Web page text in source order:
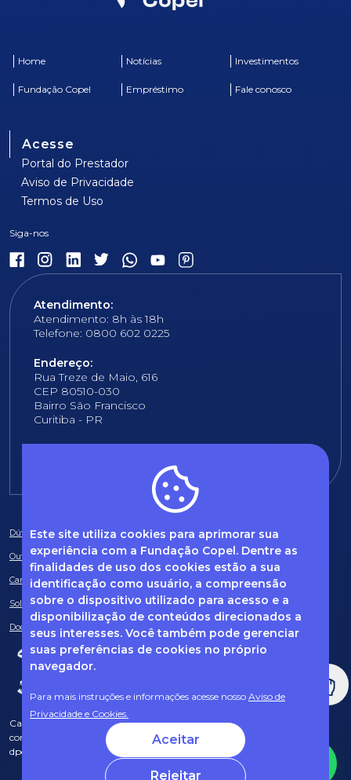
Este site utiliza cookies para aprimorar sua
experiência com a Fundação Copel. Dentre as
finalidades de uso dos cookies estão a sua
identificação como usuário, a compreensão
sobre o dispositivo utilizado para acesso e a
disponibilização de conteúdos direcionados a
seus interesses. Você também pode gerenciar
suas preferências de cookies no próprio
navegador.
Para mais instruções e informações acesse nosso Aviso de
Privacidade e Cookies.
Aceitar
Rejeitar
Home Notícias Investimentos
Fundação Copel Empréstimo Fale conosco
Acesse
Portal do Prestador
Aviso de Privacidade
Termos de Uso
Atendimento:
Atendimento: 8h às 18h
Telefone: 0800 602 0225
Endereço:
Rua Treze de Maio, 616
CEP 80510-030
Bairro São Francisco
Curitiba - PR
Dúvidas frequentes
Ouvidoria
Canal de Denúncias
Solicitação de informações
Documentos obrigatórios
Caso tenha dúvidas sobre Privacidade de Dados e LGPD, entre em
contato com o nosso DPO (encarregado de dados) via e-mail:
dpo@fcopel.org.br